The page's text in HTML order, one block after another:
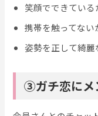
笑顔でできている
携帯を触ってない
姿勢を正して綺
③ガチ恋にメ